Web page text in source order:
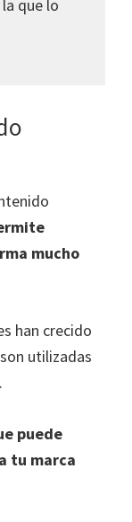
que lo
mucho
han crecido
utilizadas
.
puede
tu marca